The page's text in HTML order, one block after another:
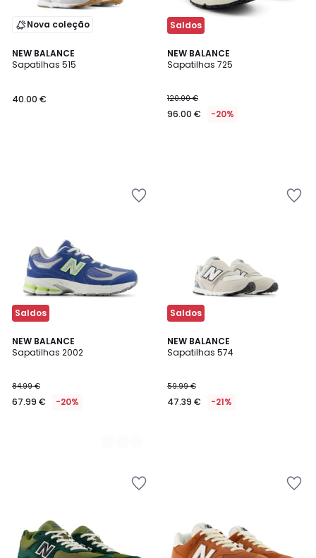
Nova coleção
NEW BALANCE
Sapatilhas 515
40.00 €
Saldos
NEW BALANCE
Sapatilhas 725
120.00 €
96.00 € -20%
Saldos
NEW BALANCE
Sapatilhas 2002
84.99 €
67.99 € -20%
2
Cores
Saldos
NEW BALANCE
Sapatilhas 574
59.99 €
47.39 € -21%